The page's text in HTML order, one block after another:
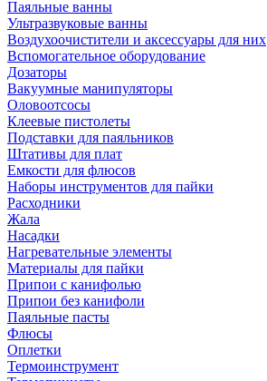
Паяльные ванны
Ультразвуковые ванны
Воздухоочистители и аксессуары для них
Вспомогательное оборудование
Дозаторы
Вакуумные манипуляторы
Оловоотсосы
Клеевые пистолеты
Подставки для паяльников
Штативы для плат
Емкости для флюсов
Наборы инструментов для пайки
Расходники
Жала
Насадки
Нагревательные элементы
Материалы для пайки
Припои с канифолью
Припои без канифоли
Паяльные пасты
Флюсы
Оплетки
Термоинструмент